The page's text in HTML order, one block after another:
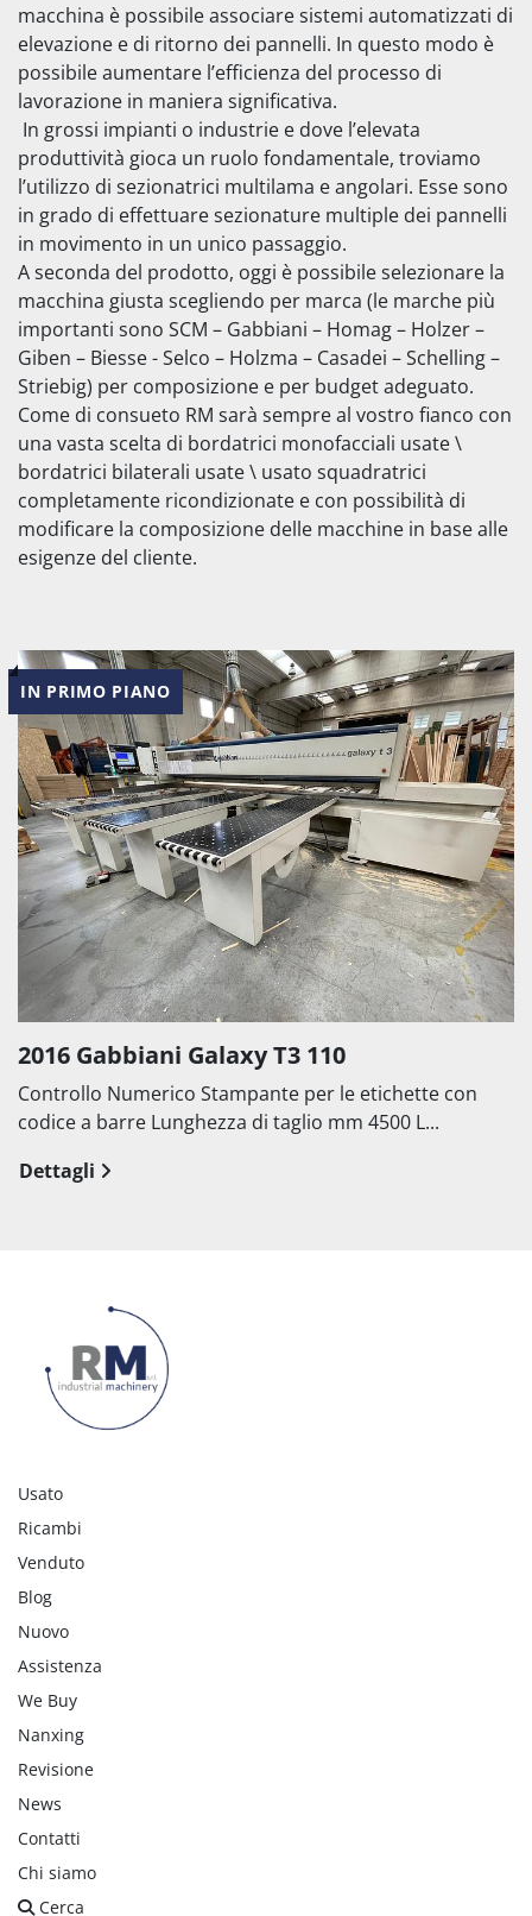
macchina è possibile associare sistemi automatizzati di
elevazione e di ritorno dei pannelli. In questo modo è
possibile aumentare l’efficienza del processo di
lavorazione in maniera significativa.
produttività gioca un ruolo fondamentale, troviamo
l’utilizzo di sezionatrici multilama e angolari. Esse sono
in grado di effettuare sezionature multiple dei pannelli
in movimento in un unico passaggio.
A seconda del prodotto, oggi è possibile selezionare la
macchina giusta scegliendo per marca (le marche più
importanti sono SCM – Gabbiani – Homag – Holzer –
Giben – Biesse - Selco – Holzma – Casadei – Schelling –
Striebig) per composizione e per budget adeguato.
Come di consueto RM sarà sempre al vostro fianco con
una vasta scelta di bordatrici monofacciali usate \
bordatrici bilaterali usate \ usato squadratrici
completamente ricondizionate e con possibilità di
modificare la composizione delle macchine in base alle
esigenze del cliente.
IN PRIMO PIANO
2016 Gabbiani Galaxy T3 110
Controllo Numerico Stampante per le etichette con
codice a barre Lunghezza di taglio mm 4500 L...
Dettagli
Usato
Ricambi
Venduto
Blog
Nuovo
Assistenza
We Buy
Nanxing
Revisione
News
Contatti
Chi siamo
Cerca